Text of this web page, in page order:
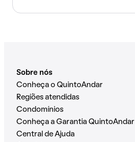
Sobre nós
Conheça o QuintoAndar
Regiões atendidas
Condomínios
Conheça a Garantia QuintoAndar
Central de Ajuda